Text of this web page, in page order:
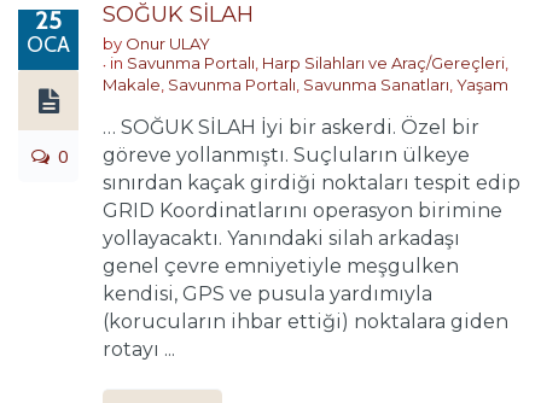
25
OCA
0
SOĞUK SİLAH
by Onur ULAY
in Savunma Portalı Harp Silahları ve Araç/Gereçleri
Makale Savunma Portalı Savunma Sanatları Yaşam
… SOĞUK SİLAH İyi bir askerdi. Özel bir
göreve yollanmıştı. Suçluların ülkeye
sınırdan kaçak girdiği noktaları tespit edip
GRID Koordinatlarını operasyon birimine
yollayacaktı. Yanındaki silah arkadaşı
genel çevre emniyetiyle meşgulken
kendisi, GPS ve pusula yardımıyla
(korucuların ihbar ettiği) noktalara giden
rotayı ...